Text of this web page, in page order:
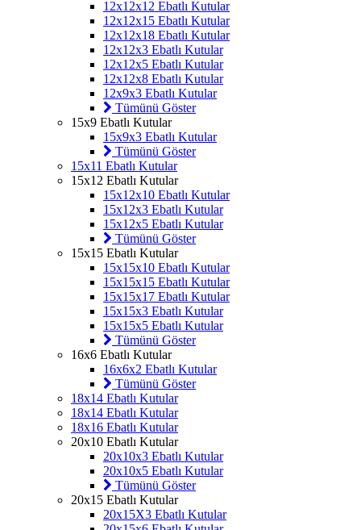
12x12x12 Ebatlı Kutular
12x12x15 Ebatlı Kutular
12x12x18 Ebatlı Kutular
12x12x3 Ebatlı Kutular
12x12x5 Ebatlı Kutular
12x12x8 Ebatlı Kutular
12x9x3 Ebatlı Kutular
Tümünü Göster
15x9 Ebatlı Kutular
15x9x3 Ebatlı Kutular
Tümünü Göster
15x11 Ebatlı Kutular
15x12 Ebatlı Kutular
15x12x10 Ebatlı Kutular
15x12x3 Ebatlı Kutular
15x12x5 Ebatlı Kutular
Tümünü Göster
15x15 Ebatlı Kutular
15x15x10 Ebatlı Kutular
15x15x15 Ebatlı Kutular
15x15x17 Ebatlı Kutular
15x15x3 Ebatlı Kutular
15x15x5 Ebatlı Kutular
Tümünü Göster
16x6 Ebatlı Kutular
16x6x2 Ebatlı Kutular
Tümünü Göster
18x14 Ebatlı Kutular
18x14 Ebatlı Kutular
18x16 Ebatlı Kutular
20x10 Ebatlı Kutular
20x10x3 Ebatlı Kutular
20x10x5 Ebatlı Kutular
Tümünü Göster
20x15 Ebatlı Kutular
20x15X3 Ebatlı Kutular